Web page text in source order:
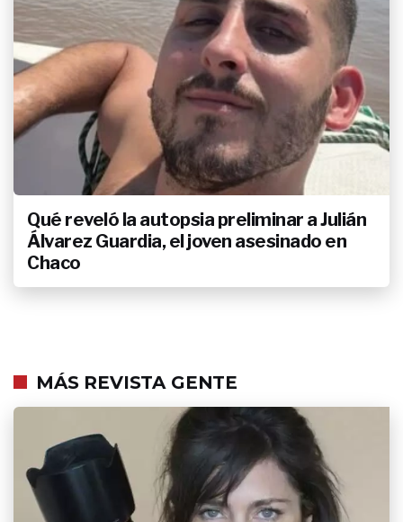
Qué reveló la autopsia preliminar a Julián
Álvarez Guardia, el joven asesinado en
Chaco
MÁS REVISTA GENTE